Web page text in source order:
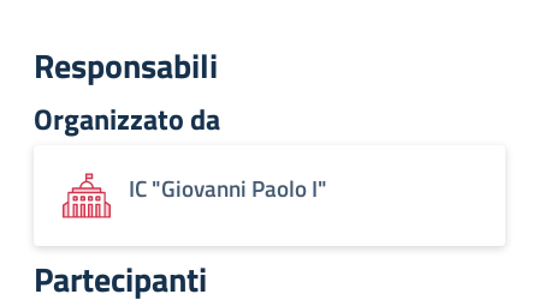
Responsabili
Organizzato da
IC "Giovanni Paolo I"
Partecipanti